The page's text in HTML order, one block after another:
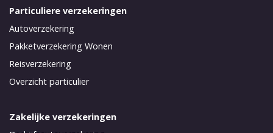
Particuliere verzekeringen
Autoverzekering
Pakketverzekering Wonen
Reisverzekering
Overzicht particulier
Zakelijke verzekeringen